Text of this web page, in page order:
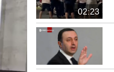
02:23